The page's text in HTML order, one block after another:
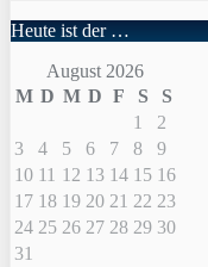
Heute ist der …
August 2026
M D M D F S
S
1
2
3
4 5 6 7 8
9
10 11 12 13 14 15 16
17 18 19 20 21 22 23
24 25 26 27 28 29 30
31